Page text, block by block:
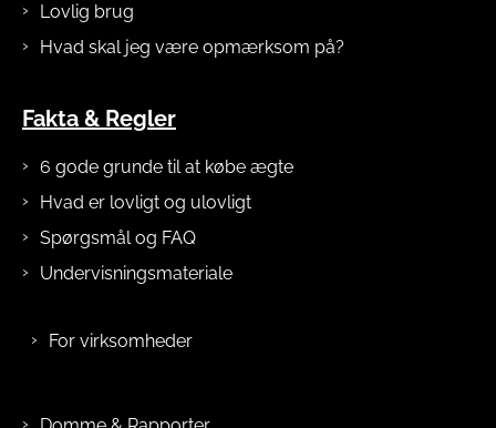
Lovlig brug
Hvad skal jeg være opmærksom på?
Fakta & Regler
6 gode grunde til at købe ægte
Hvad er lovligt og ulovligt
Spørgsmål og FAQ
Undervisningsmateriale
For virksomheder